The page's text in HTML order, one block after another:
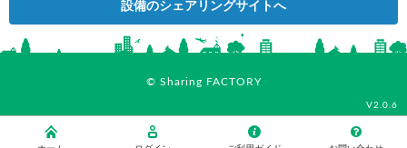
設備のシェアリングサイトへ
© Sharing FACTORY
V2.0.6